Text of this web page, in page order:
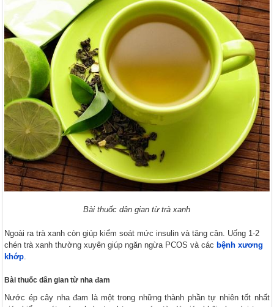
Bài thuốc dân gian từ trà xanh
Ngoài ra trà xanh còn giúp kiểm soát mức insulin và tăng cân. Uống 1-2
chén trà xanh thường xuyên giúp ngăn ngừa PCOS và các bệnh xương
khớp.
Bài thuốc dân gian từ nha đam
Nước ép cây nha đam là một trong những thành phần tự nhiên tốt nhất